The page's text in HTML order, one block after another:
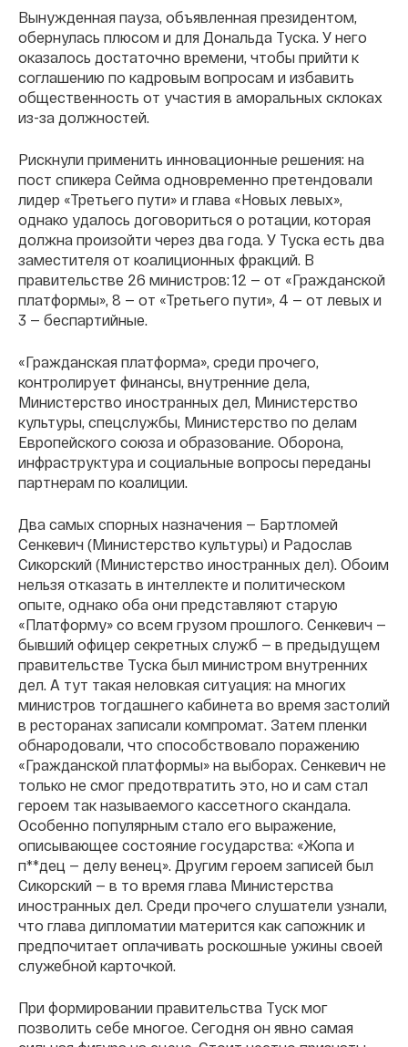
Вынужденная пауза, объявленная президентом,
обернулась плюсом и для Дональда Туска. У него
оказалось достаточно времени, чтобы прийти к
соглашению по кадровым вопросам и избавить
общественность от участия в аморальных склоках
из-за должностей.
Рискнули применить инновационные решения: на
пост спикера Сейма одновременно претендовали
лидер «Третьего пути» и глава «Новых левых»,
однако удалось договориться о ротации, которая
должна произойти через два года. У Туска есть два
заместителя от коалиционных фракций. В
правительстве 26 министров: 12 — от «Гражданской
платформы», 8 — от «Третьего пути», 4 — от левых и
3 — беспартийные.
«Гражданская платформа», среди прочего,
контролирует финансы, внутренние дела,
Министерство иностранных дел, Министерство
культуры, спецслужбы, Министерство по делам
Европейского союза и образование. Оборона,
инфраструктура и социальные вопросы переданы
партнерам по коалиции.
Два самых спорных назначения — Бартломей
Сенкевич (Министерство культуры) и Радослав
Сикорский (Министерство иностранных дел). Обоим
нельзя отказать в интеллекте и политическом
опыте, однако оба они представляют старую
«Платформу» со всем грузом прошлого. Сенкевич —
бывший офицер секретных служб — в предыдущем
правительстве Туска был министром внутренних
дел. А тут такая неловкая ситуация: на многих
министров тогдашнего кабинета во время застолий
в ресторанах записали компромат. Затем пленки
обнародовали, что способствовало поражению
«Гражданской платформы» на выборах. Сенкевич не
только не смог предотвратить это, но и сам стал
героем так называемого кассетного скандала.
Особенно популярным стало его выражение,
описывающее состояние государства: «Жопа и
п**дец — делу венец». Другим героем записей был
Сикорский — в то время глава Министерства
иностранных дел. Среди прочего слушатели узнали,
что глава дипломатии матерится как сапожник и
предпочитает оплачивать роскошные ужины своей
служебной карточкой.
При формировании правительства Туск мог
позволить себе многое. Сегодня он явно самая